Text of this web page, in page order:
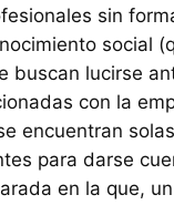
sin
social
buscan lucirse
con la
encuentran
para darse
en la que,